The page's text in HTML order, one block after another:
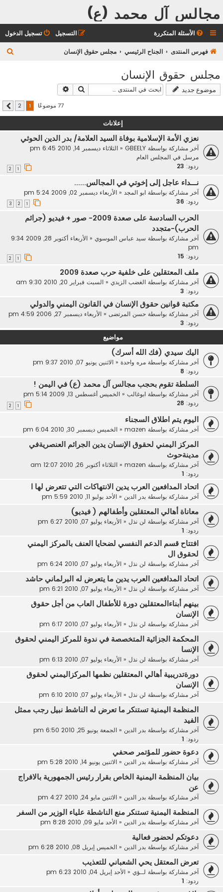
مجالس آل محمد (ع)
الأسئلة المتكررة تسجيل الدخول التسجيل
فهرس المنتدى الجناح الرئيسي مجلس حقوق الإنسان
ب
مجلس حقوق الإنسان
موضوع جديد بحث
77 موضوعًا 2 التالي
إعلانات
نعزي الأمة الإسلامية بوفاة السيد العلامة/ بدر الدين الحوثي
آخر مشاركة بواسطة GBEELY
« الثلاثاء ديسمبر 14, 2010 6:45 pm
مرسل في المجلس العام
ردود: 23
نـــداء عاجل إلى إخوتي في المجالس......
آخر مشاركة بواسطة ابو المجد« الأربعاء ديسمبر 02, 2009 5:24 pm
ردود: 36
3
الحرب السادسة على صعدة 2009- صور + فيديو (جرائم
الحرب)-متجدد
آخر مشاركة بواسطة سيد عباس الموسوي«
الأربعاء أكتوبر 28, 2009 9:34
pm
ردود: 15
ملف المعتقلين على خلفية حرب صعدة 2009
آخر مشاركة بواسطة الغضب الزيدي« السبت فبراير 20, 2010 9:30 am
ردود: 3
مكتبة قوانين حقوق الإنسان في القانون اليمني والدولي
آخر مشاركة بواسطة حسن المرتضى« الأربعاء ديسمبر 27, 2006 4:59 pm
ردود: 3
مواضيع
اليك سيدي (فك الله أسرك)
آخر مشاركة بواسطة مره واحدة« الاثنين يونيو 07, 2010 9:37 pm
ردود: 8
السلطة تقوم بحجب مجالس آل محمد (ع) في اليمن !
آخر مشاركة بواسطة ابوغالب« الخميس أغسطس 13, 2009 5:14 pm
ردود: 28
اليوم يتم اطلاق السجناء
آخر مشاركة بواسطة mazen
« الخميس ديسمبر 30, 2010 6:04 pm
المركز اليمني لحقوق الإنسان يدين الجرائم العنصريةفي
مدينةحوث
آخر مشاركة بواسطة mazen
« الثلاثاء أكتوبر 26, 2010 12:07 am
ردود:
اتحاد المدافعين العرب يدين الانتهاكات التي تتعرض لها ا
آخر مشاركة بواسطة بدر الدين« الأحد يوليو 11, 2010 5:59 pm
معاناة أهالي المعتقلين وأطفالهم ( فيديو)
آخر مشاركة بواسطة لن نذل « الأربعاء يوليو 07, 2010 6:27 pm
ردود:
افتتاح قسم الدعم النفسي لضحايا العنف بالمركز اليمني
لحقوق ال
آخر مشاركة بواسطة لن نذل « الأربعاء يوليو 07, 2010 6:24 pm
اتحاد المدافعين العرب يدين ما يتعرض له البرلماني حاشد
آخر مشاركة بواسطة لن نذل « الأربعاء يوليو 07, 2010 6:21 pm
بينهم أبناءالمعتقلين دورة للأطفال العاب من أجل حقوق
الإنسان
آخر مشاركة بواسطة لن نذل « الأربعاء يوليو 07, 2010 6:17 pm
المحكمة الجزائية المتخصصة في ندوة للمركز اليمني لحقوق
الإنسا
آخر مشاركة بواسطة لن نذل « الأربعاء يوليو 07, 2010 6:13 pm
دورةتدريبية أهالي المعتقلين نظمها المركزاليمني لحقوق
الإنسان
آخر مشاركة بواسطة لن نذل « الأربعاء يوليو 07, 2010 6:10 pm
المنظمة اليمنية تستنكر ما تعرض له الناشط نبيل رجب ممثل
الفيد
آخر مشاركة بواسطة بدر الدين« الجمعة يونيو 25, 2010 6:50 pm
ردود:
دعوة حضور للمؤتمر صحفي
آخر مشاركة بواسطة بدر الدين« الاثنين يونيو 14, 2010 5:28 pm
بيان المنظمة اليمنية الخاص بقرار رئيس الجمهورية بالافراج
عن
آخر مشاركة بواسطة بدر الدين« الاثنين مايو 24, 2010 4:27 pm
المنظمة اليمنية تستنكر منع الناشطة علياء الوزير من السفر
آخر مشاركة بواسطة بدر الدين« الأحد مايو 09, 2010 8:28 pm
دعوتكم لحضور فعالية
آخر مشاركة بواسطة بدر الدين« الخميس إبريل 08, 2010 6:28 pm
تعرض المعتقل يحي الشعباني للتعذيب
آخر مشاركة بواسطة لــؤي« الأحد إبريل 04, 2010 6:23 pm
ردود: